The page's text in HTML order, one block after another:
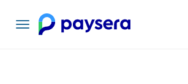
Pārslēgt
navigāciju